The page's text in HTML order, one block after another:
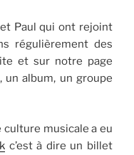
Paul qui ont rejoint
régulièrement des
et sur notre page
album, un groupe
culture musicale a eu
c’est à dire un billet